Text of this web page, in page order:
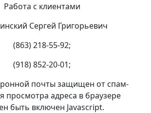
Работа с клиентами
Сергей Григорьевич
(863) 218-55-92;
(918) 852-20-01;
почты защищен от спам-
просмотра адреса в браузере
быть включен Javascript.